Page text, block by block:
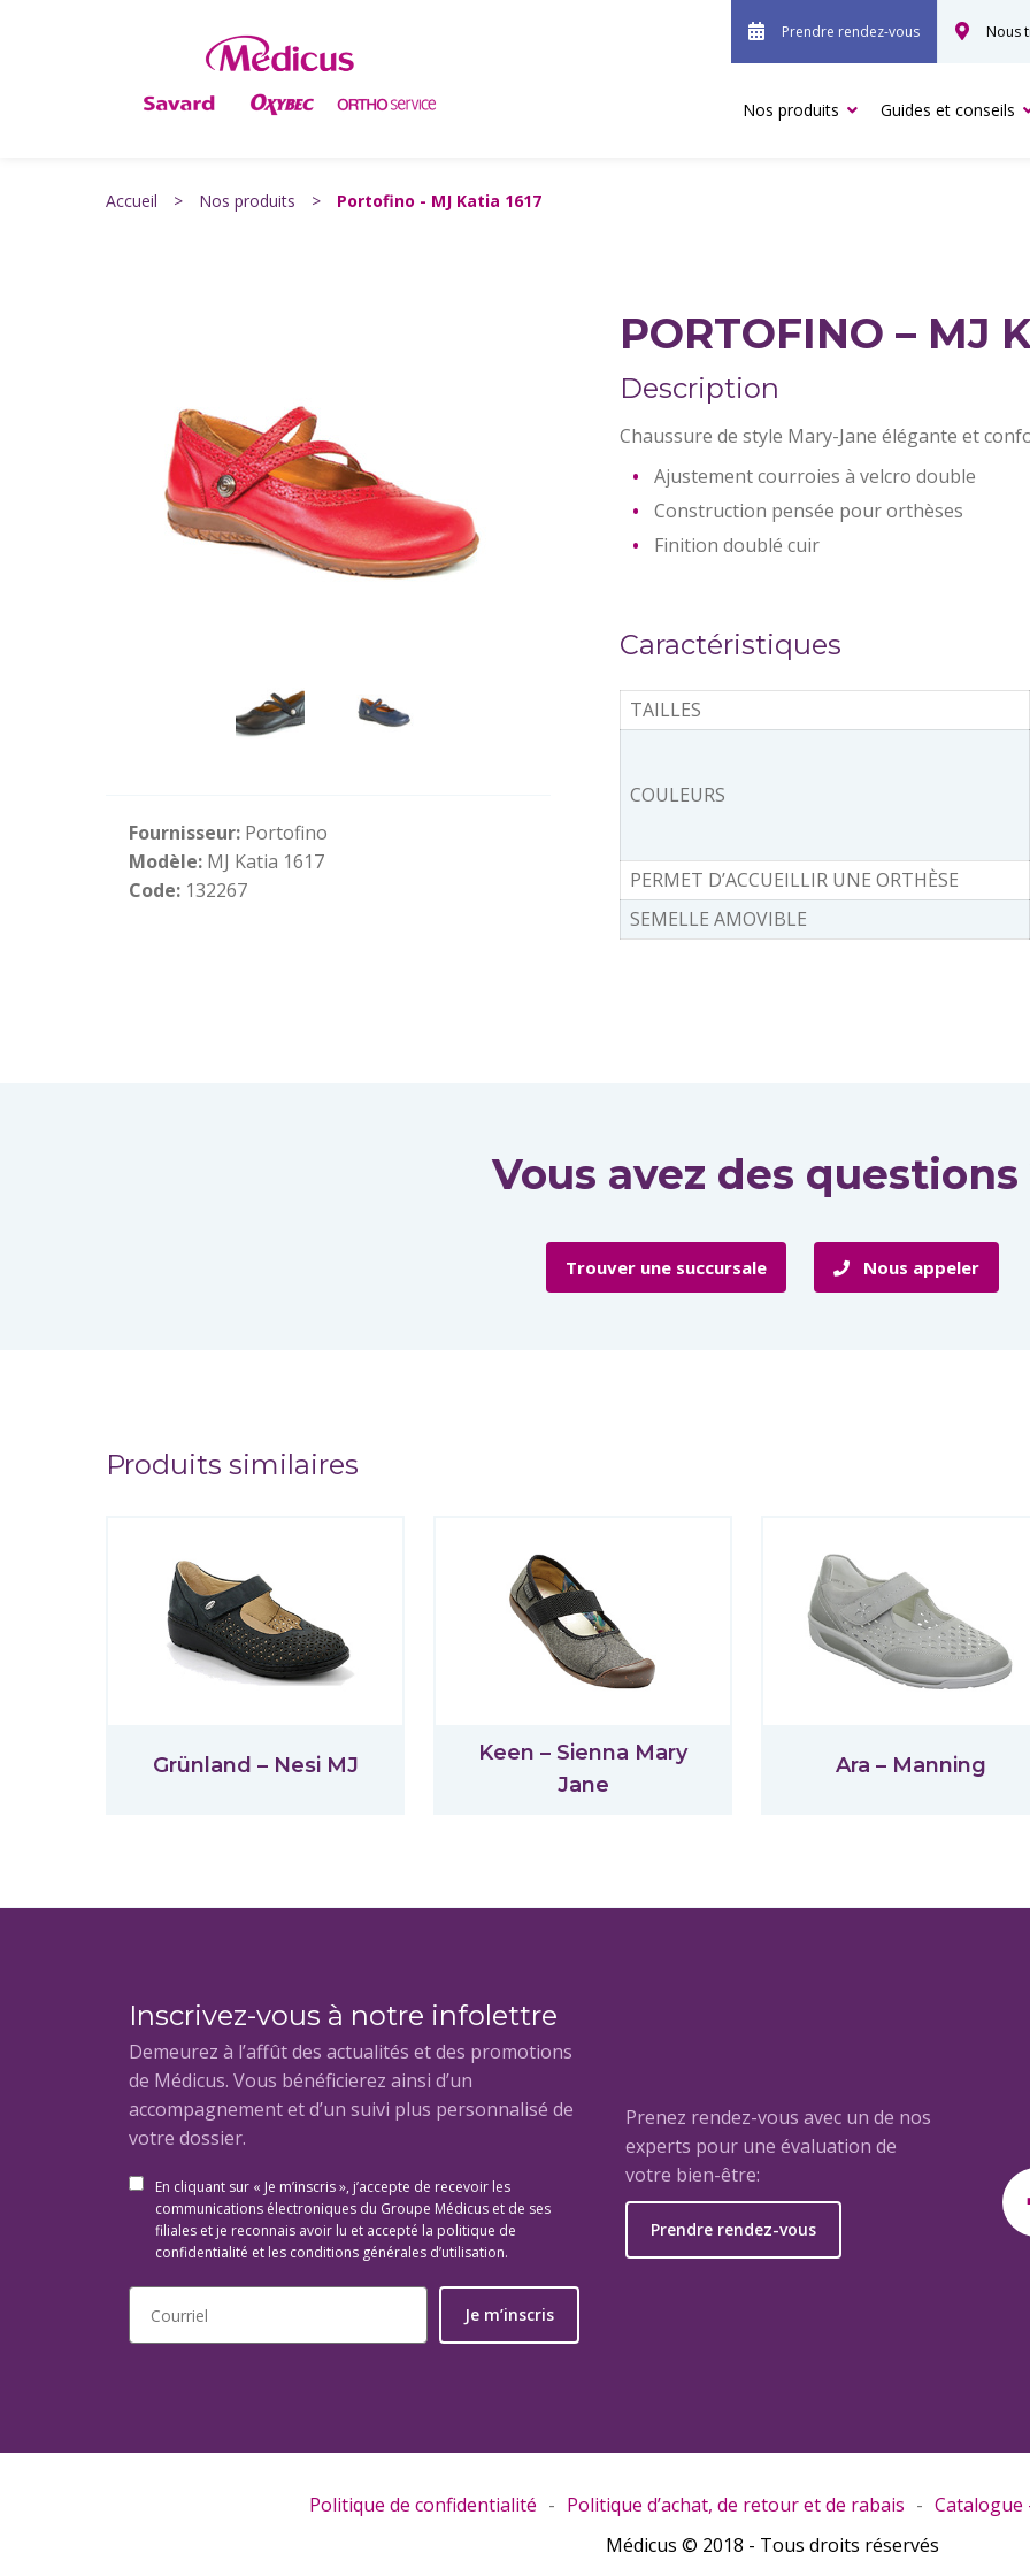
Prendre rendez-vous Nous
Nos produits Guides et conseils
Accueil > Nos produits > Portofino - MJ Katia 1617
Fournisseur: Portofino
Modèle: MJ Katia 1617
Code: 132267
PORTOFINO – MJ
Description
Chaussure de style Mary-Jane élégante et
Ajustement courroies à velcro double
Construction pensée pour orthèses
Finition doublé cuir
Caractéristiques
TAILLES
COULEURS
PERMET D’ACCUEILLIR UNE ORTHÈSE
SEMELLE AMOVIBLE
Vous avez des questions
Trouver une succursale Nous appeler
Produits similaires
Grünland – Nesi MJ
Keen – Sienna Mary
Jane
Ara – Manning
Inscrivez-vous à notre infolettre
Demeurez à l’affût des actualités et des promotions
de Médicus. Vous bénéficierez ainsi d’un
accompagnement et d’un suivi plus personnalisé de
votre dossier.
En cliquant sur « Je m’inscris », j’accepte de recevoir les
communications électroniques du Groupe Médicus et de ses
filiales et je reconnais avoir lu et accepté la politique de
confidentialité et les conditions générales d’utilisation.
Je m’inscris
Prenez rendez-vous avec un de nos
experts pour une évaluation de
votre bien-être:
Prendre rendez-vous
Politique de confidentialité Politique d’achat, de retour et de rabais
Médicus © 2018 - Tous droits réservés